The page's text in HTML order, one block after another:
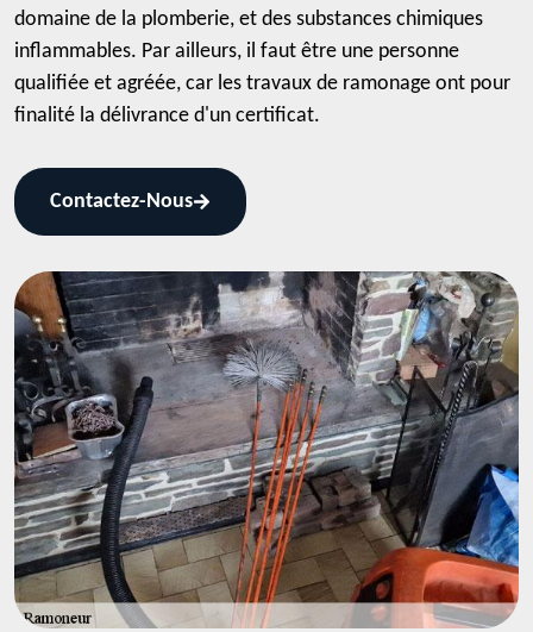
domaine de la plomberie, et des substances chimiques
inflammables. Par ailleurs, il faut être une personne
qualifiée et agréée, car les travaux de ramonage ont pour
finalité la délivrance d'un certificat.
Contactez-Nous